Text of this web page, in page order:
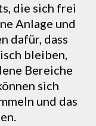
die sich frei
Anlage und
dafür, dass
bleiben,
Bereiche
sich
und das